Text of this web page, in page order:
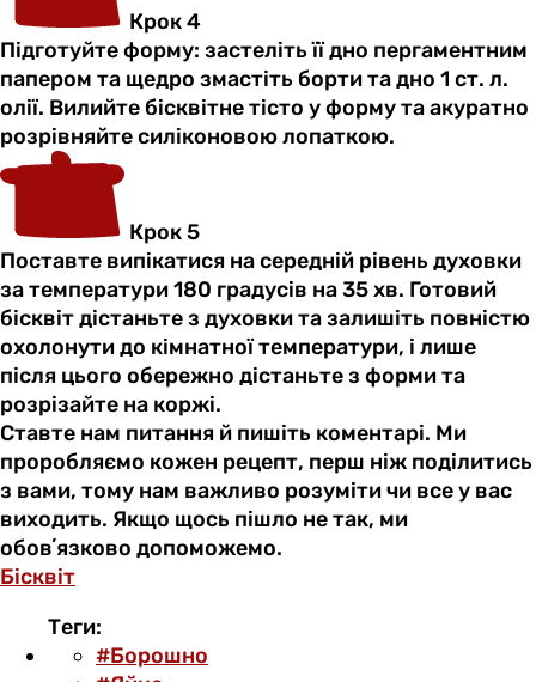
Крок 4
Підготуйте форму: застеліть її дно пергаментним
папером та щедро змастіть борти та дно 1 ст. л.
олії. Вилийте бісквітне тісто у форму та акуратно
розрівняйте силіконовою лопаткою.
Крок 5
Поставте випікатися на середній рівень духовки
за температури 180 градусів на 35 хв. Готовий
бісквіт дістаньте з духовки та залишіть повністю
охолонути до кімнатної температури, і лише
після цього обережно дістаньте з форми та
розрізайте на коржі.
Ставте нам питання й пишіть коментарі. Ми
проробляємо кожен рецепт, перш ніж поділитись
з вами, тому нам важливо розуміти чи все у вас
виходить. Якщо щось пішло не так, ми
обовʼязково допоможемо.
Бісквіт
Теги:
#Борошно